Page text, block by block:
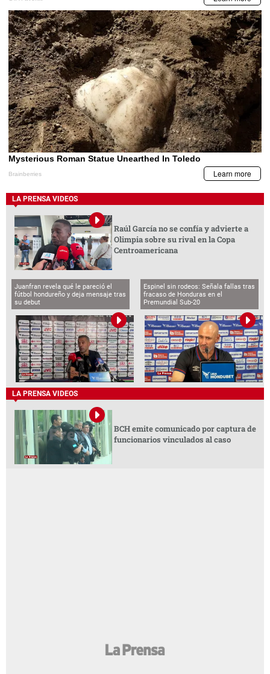
LA PRENSA VIDEOS
Raúl García no se confía y advierte a
Olimpia sobre su rival en la Copa
Centroamericana
Juanfran revela qué le pareció el
fútbol hondureño y deja mensaje tras
su debut
Espinel sin rodeos: Señala fallas tras
fracaso de Honduras en el
Premundial Sub-20
LA PRENSA VIDEOS
BCH emite comunicado por captura de
funcionarios vinculados al caso